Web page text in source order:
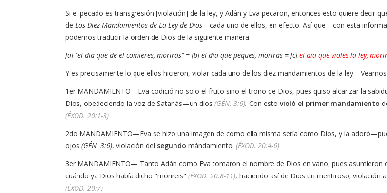
Si el pecado es transgresión [violación] de la ley, y Adán y Eva pecaron, entonces esto quiere decir
deLos Diez Mandamientos de La Ley de Dios—cada uno de ellos, en efecto. Así que—con esta
podemos traducir la orden de Dios de la siguiente manera:
[a] "el día que de él comieres, morirás" = [b] el día que peques, morirás = [c]el día que violes la ley,
Y es precisamente lo que ellos hicieron, violar cada uno de los diez mandamientos de la
1er MANDAMIENTO—Eva codició no solo el fruto sino el trono de Dios, pues quiso alcanzar la
Dios, obedeciendo la voz de Satanás—un dios(GÉN. 3:6). Con estovioló el primer mandamiento
(ÉXOD. 20:1-3)
2do MANDAMIENTO—Eva se hizo una imagen de como ella misma sería como Dios, y la
ojos(GÉN. 3:6), violación del segundo mándamiento.(ÉXOD. 20:4-6)
3er MANDAMIENTO— Tanto Adán como Eva tomaron el nombre de Dios en vano, pues asumieron
cuándo ya Dios había dicho "morireis"(ÉXOD. 20:8-11), haciendo así de Dios un mentiroso; violación al
(ÉXOD. 20:7)